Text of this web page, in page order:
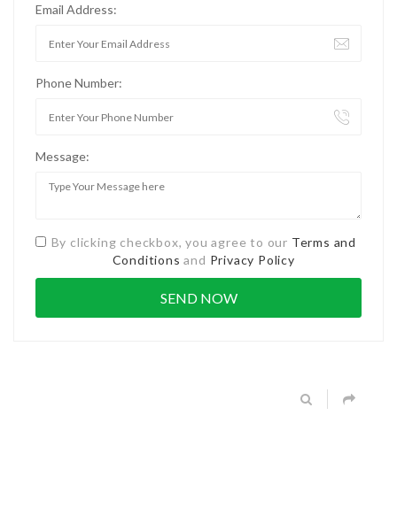
Email Address:
Phone Number:
Message:
By clicking checkbox, you agree to our Terms and
Conditions and Privacy Policy